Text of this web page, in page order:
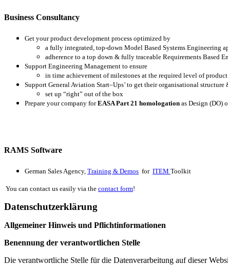
Business Consultancy
Get your product development process optimized by
a fully integrated, top-down Model Based Systems Engineering
adherence to a top down & fully traceable Requirements Based
Support Engineering Management to ensure
in time achievement of milestones at the required level of
Support General Aviation Start–Ups’ to get their organisational structure
set up “right” out of the box
Prepare your company forEASA Part 21 homologation as Design (DO)
RAMS Software
German Sales Agency, Training & Demos for ITEM Toolkit
You can contact us easily via the contact form!
Datenschutzerklärung
Allgemeiner Hinweis und Pflichtinformationen
Benennung der verantwortlichen Stelle
Die verantwortliche Stelle für die Datenverarbeitung auf dieser